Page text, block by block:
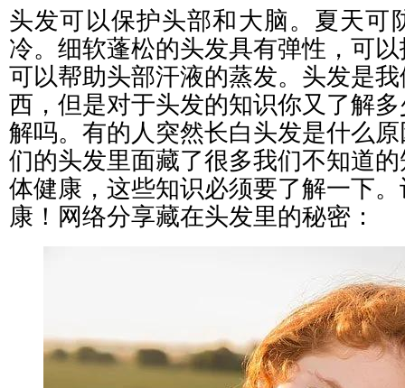
头发可以保护头部和大脑。夏天可
冷。细软蓬松的头发具有弹性，可
可以帮助头部汗液的蒸发。头发是
西，但是对于头发的知识你又了解
解吗。有的人突然长白头发是什么
们的头发里面藏了很多我们不知道
体健康，这些知识必须要了解一下
康！网络分享藏在头发里的秘密：